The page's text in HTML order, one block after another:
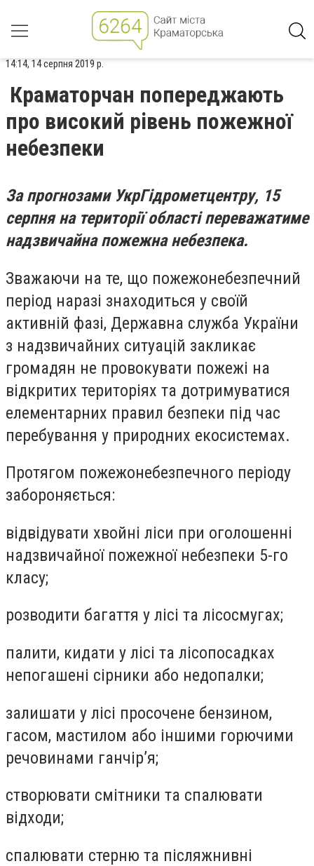
14:14, 14 серпня 2019 р.
Краматорчан попереджають
про високий рівень пожежної
небезпеки
За прогнозами УкрГідрометцентру, 15
серпня на території області переважатиме
надзвичайна пожежна небезпека.
Зважаючи на те, що пожежонебезпечний
період наразі знаходиться у своїй
активній фазі, Державна служба України
з надзвичайних ситуацій закликає
громадян не провокувати пожежі на
відкритих територіях та дотримуватися
елементарних правил безпеки під час
перебування у природних екосистемах.
Протягом пожежонебезпечного періоду
забороняється:
відвідувати хвойні ліси при оголошенні
надзвичайної пожежної небезпеки 5-го
класу;
розводити багаття у лісі та лісосмугах;
палити, кидати у лісі та лісопосадках
непогашені сірники або недопалки;
залишати у лісі просочене бензином,
гасом, мастилом або іншими горючими
речовинами ганчір’я;
створювати смітники та спалювати
відходи;
спалювати стерню та післяжнивні